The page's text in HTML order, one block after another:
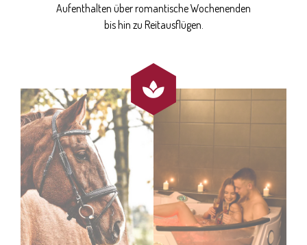
Aufenthalten über romantische Wochenenden
bis hin zu Reitausflügen.
